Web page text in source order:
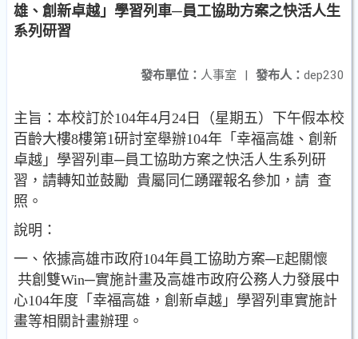
雄、創新卓越」學習列車─員工協助方案之快活人生
系列研習
發布人： dep230
發布單位： 人事室 |
主旨：本校訂於104年4月24日（星期五）下午假本校
百齡大樓8樓第1研討室舉辦104年「幸福高雄、創新
卓越」學習列車─員工協助方案之快活人生系列研
習，請轉知並鼓勵 貴屬同仁踴躍報名參加，請 查
照。
說明：
一、依據高雄市政府104年員工協助方案─E起關懷
共創雙Win─實施計畫及高雄市政府公務人力發展中
心104年度「幸福高雄，創新卓越」學習列車實施計
畫等相關計畫辦理。